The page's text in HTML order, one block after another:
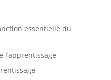
essentielle du
l’apprentissage